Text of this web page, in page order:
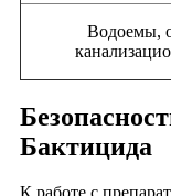
Водоемы,
Бактицида